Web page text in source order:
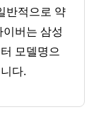
반적으로 약
버는 삼성
모델명으
다.